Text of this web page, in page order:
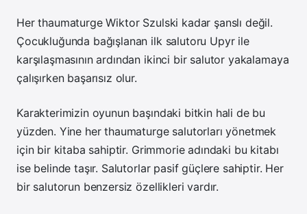
Her thaumaturge Wiktor Szulski kadar şanslı değil.
Çocukluğunda bağışlanan ilk salutoru Upyr ile
karşılaşmasının ardından ikinci bir salutor yakalamaya
çalışırken başarısız olur.
Karakterimizin oyunun başındaki bitkin hali de bu
yüzden. Yine her thaumaturge salutorları yönetmek
için bir kitaba sahiptir. Grimmorie adındaki bu kitabı
ise belinde taşır. Salutorlar pasif güçlere sahiptir. Her
bir salutorun benzersiz özellikleri vardır.